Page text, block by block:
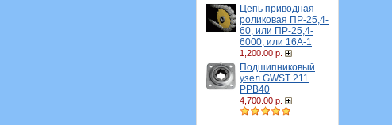
Цепь приводная
роликовая ПР-25,4-
60, или ПР-25,4-
6000, или 16A-1
1,200.00 р.
Подшипниковый
узел GWST 211
PPB40
4,700.00 р.